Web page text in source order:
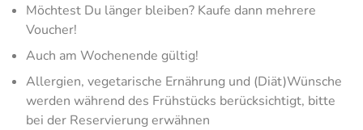
Möchtest Du länger bleiben? Kaufe dann mehrere
Voucher!
Auch am Wochenende gültig!
Allergien, vegetarische Ernährung und (Diät)Wünsche
werden während des Frühstücks berücksichtigt, bitte
bei der Reservierung erwähnen